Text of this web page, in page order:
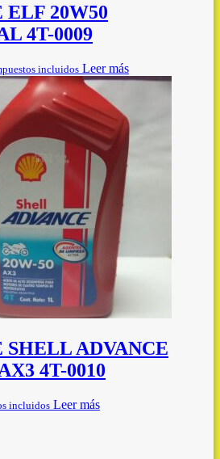
20W50
4T-0009
incluidos Leer más
SHELL ADVANCE
4T-0010
incluidos Leer más